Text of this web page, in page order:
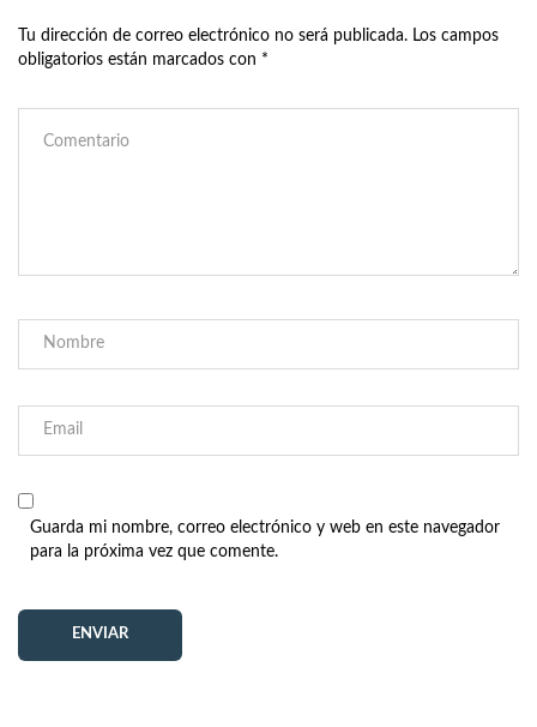
Tu dirección de correo electrónico no será publicada. Los campos
obligatorios están marcados con *
Guarda mi nombre, correo electrónico y web en este navegador
para la próxima vez que comente.